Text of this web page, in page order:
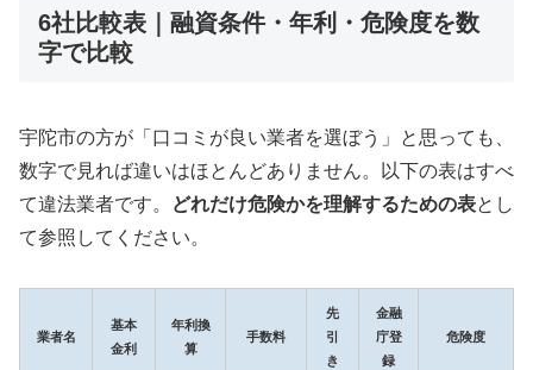
6社比較表｜融資条件・年利・危険度を数
字で比較
宇陀市の方が「口コミが良い業者を選ぼう」と思っても、
数字で見れば違いはほとんどありません。以下の表はすべ
て違法業者です。
どれだけ危険かを理解するための表とし
て参照してください。
業者名
基本
金利
年利換
算
手数料
先
引
き
金融
庁登
録
危険度